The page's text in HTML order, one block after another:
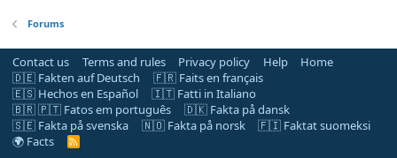
Forums
Contact us Terms and rules Privacy policy Help
Home
🇩🇪 Fakten auf Deutsch
🇫🇷 Faits en français
🇪🇸 Hechos en Español
🇮🇹 Fatti in Italiano
🇧🇷 🇵🇹 Fatos em português
🇩🇰 Fakta på dansk
🇸🇪 Fakta på svenska
🇳🇴 Fakta på norsk
🇫🇮 Faktat suomeksi
🌍 Facts
R